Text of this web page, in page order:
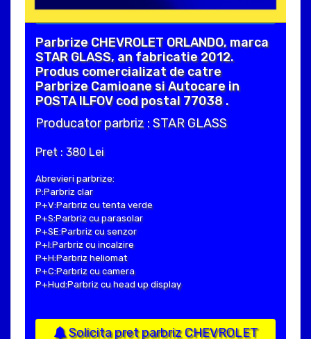
Parbrize CHEVROLET ORLANDO, marca
STAR GLASS, an fabricatie 2012.
Produs comercializat de catre
Parbrize Camioane si Autocare in
POSTA ILFOV cod postal 77038 .
Producator parbriz : STAR GLASS
Pret : 380 Lei
Abrevieri parbrize:
P:Parbriz clar
P+V:Parbriz cu tenta verde
P+S:Parbriz cu parasolar
P+SE:Parbriz cu senzor
P+I:Parbriz cu incalzire
P+H:Parbriz heliomat
P+C:Parbriz cu camera
P+Hud:Parbriz cu head up display
Solicita pret parbriz CHEVROLET